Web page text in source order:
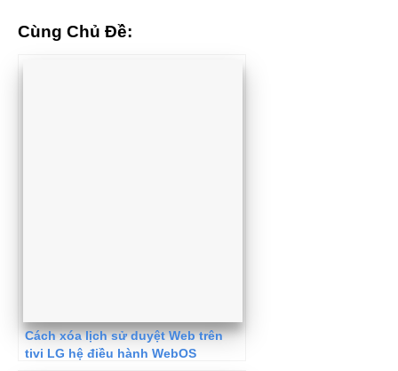
Cùng Chủ Đề:
Cách xóa lịch sử duyệt Web trên
tivi LG hệ điều hành WebOS